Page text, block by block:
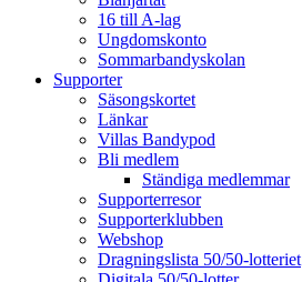
16 till A-lag
Ungdomskonto
Sommarbandyskolan
Supporter
Säsongskortet
Länkar
Villas Bandypod
Bli medlem
Ständiga medlemmar
Supporterresor
Supporterklubben
Webshop
Dragningslista 50/50-lotteriet